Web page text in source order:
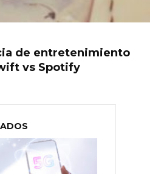
de entretenimiento
vs Spotify